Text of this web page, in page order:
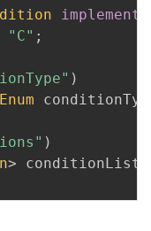
implements
"C" ;
)
)
> conditionList